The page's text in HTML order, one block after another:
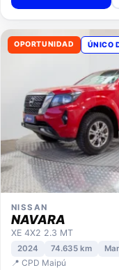
Ver detalle
NISSAN
NAVARA
XE 4X2 2.3 MT
2024 74.635 km